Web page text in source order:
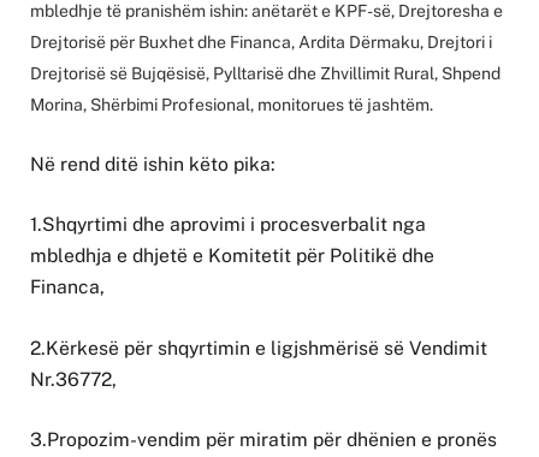
mbledhje të pranishëm ishin: anëtarët e KPF-së, Drejtoresha e
Drejtorisë për Buxhet dhe Financa, Ardita Dërmaku, Drejtori i
Drejtorisë së Bujqësisë, Pylltarisë dhe Zhvillimit Rural, Shpend
Morina, Shërbimi Profesional, monitorues të jashtëm.
Në rend ditë ishin këto pika:
1.Shqyrtimi dhe aprovimi i procesverbalit nga
mbledhja e dhjetë e Komitetit për Politikë dhe
Financa,
2.Kërkesë për shqyrtimin e ligjshmërisë së Vendimit
Nr.36772,
3.Propozim-vendim për miratim për dhënien e pronës